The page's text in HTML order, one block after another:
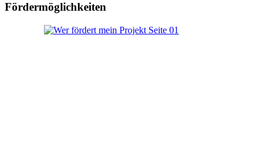
Fördermöglichkeiten